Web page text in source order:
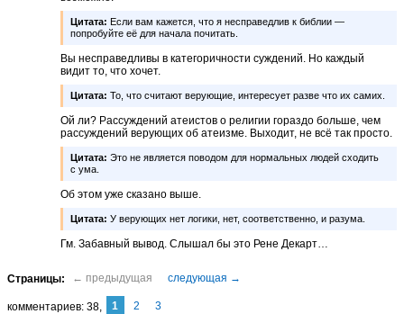
Цитата: Если вам кажется, что я несправедлив к библии —
попробуйте её для начала почитать.
Вы несправедливы в категоричности суждений. Но каждый
видит то, что хочет.
Цитата: То, что считают верующие, интересует разве что их самих.
Ой ли? Рассуждений атеистов о религии гораздо больше, чем
рассуждений верующих об атеизме. Выходит, не всё так просто.
Цитата: Это не является поводом для нормальных людей сходить
с ума.
Об этом уже сказано выше.
Цитата: У верующих нет логики, нет, соответственно, и разума.
Гм. Забавный вывод. Слышал бы это Рене Декарт…
комментариев 38 1 2 3